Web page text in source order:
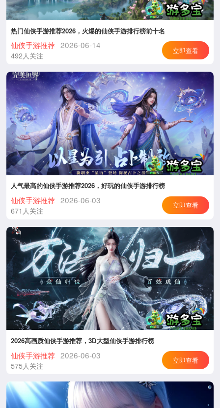
热门仙侠手游推荐2026，火爆的仙侠手游排行榜前十名
仙侠手游推荐 2026-06-14
492人关注
立即查看
人气最高的仙侠手游推荐2026，好玩的仙侠手游排行榜
仙侠手游推荐 2026-06-03
671人关注
立即查看
2026高画质仙侠手游推荐，3D大型仙侠手游排行榜
仙侠手游推荐 2026-06-03
575人关注
立即查看